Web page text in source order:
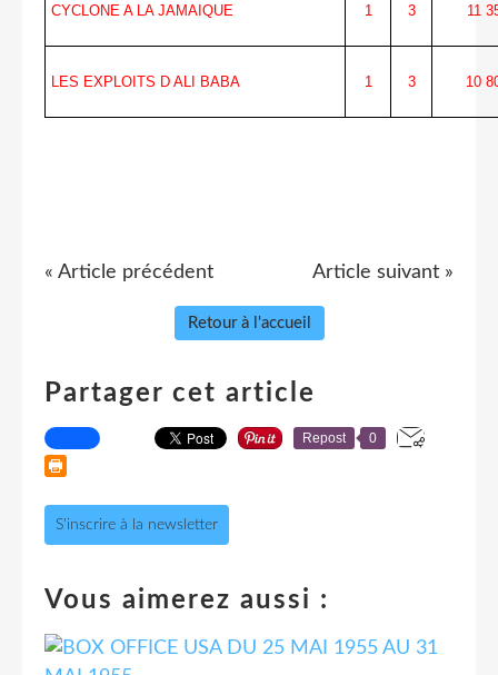
CYCLONE A LA JAMAIQUE 1 3 11
LES EXPLOITS D ALI BABA 1 3 10
« Article précédent Article suivant »
Retour à l'accueil
Partager cet article
Repost 0
S'inscrire à la newsletter
Vous aimerez aussi :